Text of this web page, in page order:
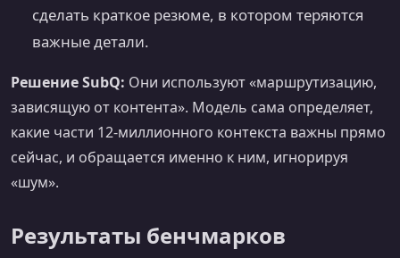
сделать краткое резюме, в котором теряются
важные детали.
Решение SubQ: Они используют «маршрутизацию,
зависящую от контента». Модель сама определяет,
какие части 12-миллионного контекста важны прямо
сейчас, и обращается именно к ним, игнорируя
«шум».
Результаты бенчмарков